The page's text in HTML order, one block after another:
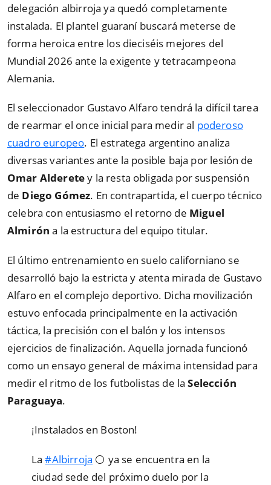
delegación albirroja ya quedó completamente
instalada. El plantel guaraní buscará meterse de
forma heroica entre los dieciséis mejores del
Mundial 2026 ante la exigente y tetracampeona
Alemania.
El seleccionador Gustavo Alfaro tendrá la difícil tarea
de rearmar el once inicial para medir al poderoso
cuadro europeo. El estratega argentino analiza
diversas variantes ante la posible baja por lesión de
Omar Alderetey la resta obligada por suspensión
de Diego Gómez. En contrapartida, el cuerpo técnico
celebra con entusiasmo el retorno de Miguel
Almirón a la estructura del equipo titular.
El último entrenamiento en suelo californiano se
desarrolló bajo la estricta y atenta mirada de Gustavo
Alfaro en el complejo deportivo. Dicha movilización
estuvo enfocada principalmente en la activación
táctica, la precisión con el balón y los intensos
ejercicios de finalización. Aquella jornada funcionó
como un ensayo general de máxima intensidad para
medir el ritmo de los futbolistas de laSelección
Paraguaya.
¡Instalados en Boston!
La#Albirroja ⚪️ ya se encuentra en la
ciudad sede del próximo duelo por la